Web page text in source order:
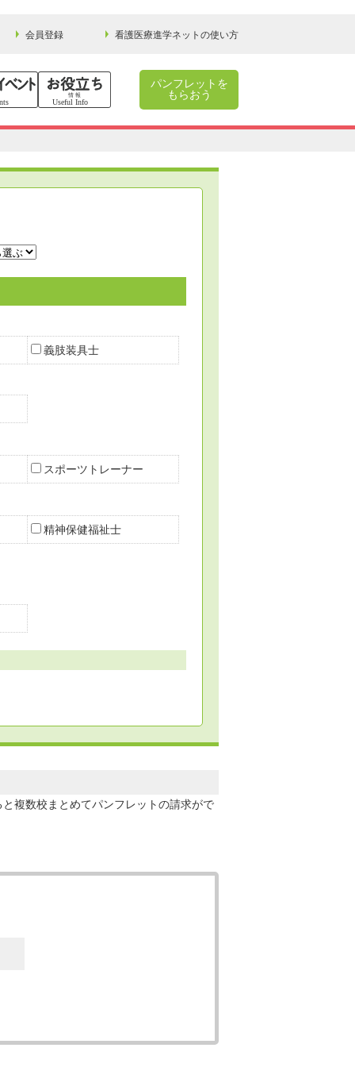
会員登録 看護医療進学ネットの使い方
パンフレットを
もらおう
義肢装具士
スポーツトレーナー
精神保健福祉士
複数校まとめてパンフレットの請求がで